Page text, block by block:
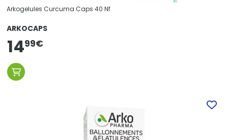
Arkogelules Curcuma Caps 40 Nf
ARKOCAPS
1499€